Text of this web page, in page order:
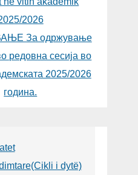
2026
За одржување
редовна сесија во
2025/2026
година.
i dytë)